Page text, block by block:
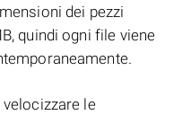
dei pezzi
quindi ogni file viene
le